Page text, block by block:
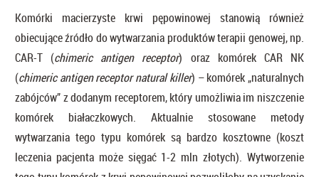
Komórki macierzyste krwi pępowinowej stanowią również
obiecujące źródło do wytwarzania produktów terapii genowej, np.
CAR-T (chimeric antigen receptor) oraz komórek CAR NK
(chimeric antigen receptor natural killer) – komórek „naturalnych
zabójców” z dodanym receptorem, który umożliwia im niszczenie
komórek białaczkowych. Aktualnie stosowane metody
wytwarzania tego typu komórek są bardzo kosztowne (koszt
leczenia pacjenta może sięgać 1-2 mln złotych). Wytworzenie